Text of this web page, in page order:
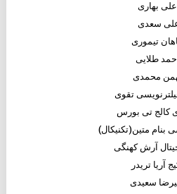
علی بهاری
سعدی
تیموری
طلایی
محمدی
تقوی
کالج تی بورس
بنام متین(تکنیکال)
آرش کهنگی
آریا تریدر
سعیدی